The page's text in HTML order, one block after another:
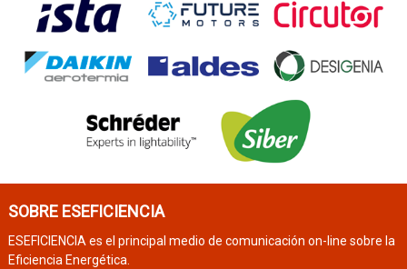
SOBRE ESEFICIENCIA
ESEFICIENCIA es el principal medio de comunicación on-line sobre la
Eficiencia Energética.